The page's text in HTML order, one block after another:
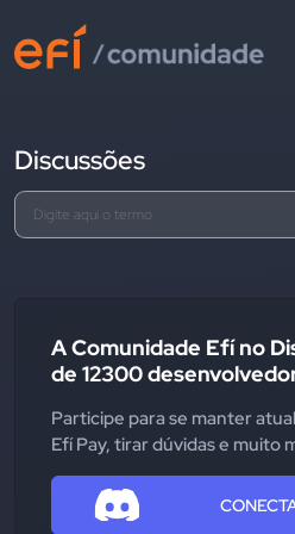
Discussões
A Comunidade Efí no
de 12300
Participe para se manter
Efí Pay, tirar dúvidas e muito